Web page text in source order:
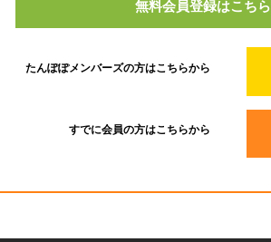
無料会員登録はこちら
たんぽぽメンバーズの方はこちらから
すでに会員の方はこちらから